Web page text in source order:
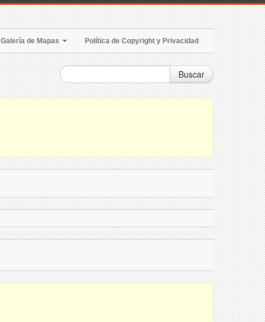
Galería de Mapas Política de Copyright y Privacidad
Buscar